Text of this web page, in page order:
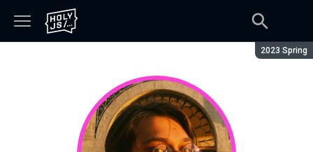
Сезон:
2023 Spring